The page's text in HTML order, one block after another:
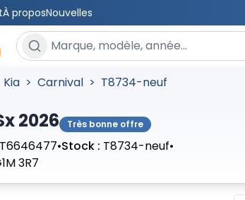
À proposNouvelles
Rechercher un véhicule
Kia > Carnival > T8734-neuf
2026 Très bonne offre
•Stock : T8734-neuf•
3R7